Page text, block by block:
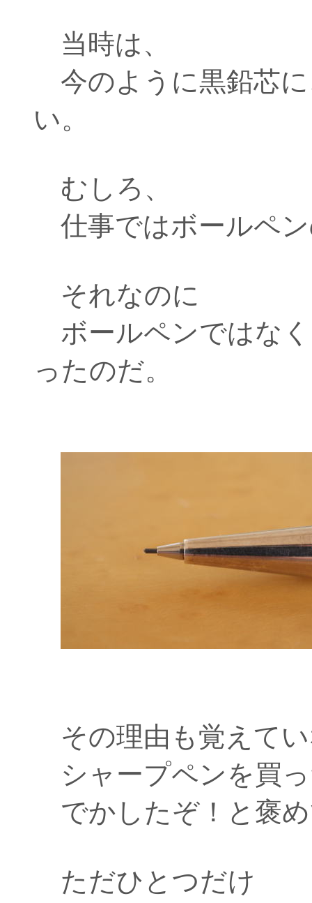
当時は、
今のように黒鉛芯
い。
むしろ、
仕事ではボールペ
それなのに
ボールペンではな
ったのだ。
その理由も覚えて
シャープペンを買
でかしたぞ！と褒
ただひとつだけ